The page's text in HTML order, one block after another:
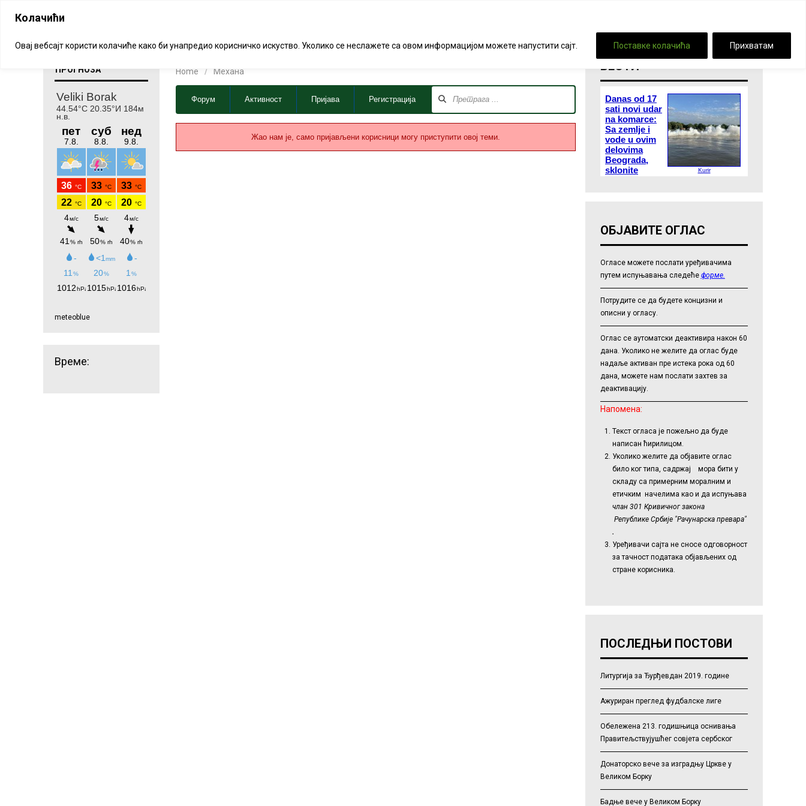
Колачићи
Овај вебсајт користи колачиће како би унапредио корисничко искуство. Уколико се неслажете са овом информацијом можете напустити сајт. Поставке колачића Прихватам
МЕХАНА
Home / Механа
форума
Форум Активност Пријава Регистрација
Жао нам је, само пријављени корисници могу приступити овој теми.
ПРОГНОЗА
meteoblue
Време:
ВЕСТИ
ОБЈАВИТЕ ОГЛАС
Огласе можете послати уређивачима
путем испуњавања следеће форме.
Потрудите се да будете концизни и
описни у огласу.
Оглас се аутоматски деактивира након 60
дана. Уколико не желите да оглас буде
надаље активан пре истека рока од 60
дана, можете нам послати захтев за
деактивацију.
Напомена:
Текст огласа је пожељно да буде
написан ћирилицом.
Уколико желите да објавите оглас
било ког типа, садржај мора бити у
складу са примерним моралним и
етичким начелима као и да испуњава
члан 301 Кривичног закона
Републике Србије "Рачунарска превара"
.
Уређивачи сајта не сносе одговорност
за тачност података објављених од
стране корисника.
ПОСЛЕДЊИ ПОСТОВИ
Литургија за Ђурђевдан 2019. године
Ажуриран преглед фудбалске лиге
Обележена 213. годишњица оснивања
Правитељствујушћег совјета сербског
Донаторско вече за изградњу Цркве у
Великом Борку
Бадње вече у Великом Борку